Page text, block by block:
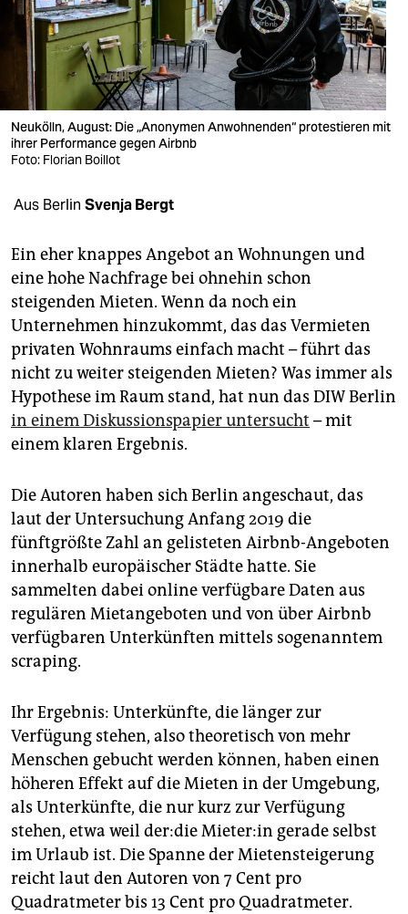
nord
wahrheit
verlag
verlag
shop
fragen & hilfe
unterstützen
abo
genossenschaft
epaper login
Neukölln, August: Die „Anonymen Anwohnenden“ protestieren mit
ihrer Performance gegen Airbnb
Foto: Florian Boillot
Aus Berlin Svenja Bergt
Ein eher knappes Angebot an Wohnungen und
eine hohe Nachfrage bei ohnehin schon
steigenden Mieten. Wenn da noch ein
Unternehmen hinzukommt, das das Vermieten
privaten Wohnraums einfach macht – führt das
nicht zu weiter steigenden Mieten? Was immer als
Hypothese im Raum stand, hat nun das DIW Berlin
in einem Diskussionspapier untersucht – mit
einem klaren Ergebnis.
Die Autoren haben sich Berlin angeschaut, das
laut der Untersuchung Anfang 2019 die
fünftgrößte Zahl an gelisteten Airbnb-Angeboten
innerhalb europäischer Städte hatte. Sie
sammelten dabei online verfügbare Daten aus
regulären Mietangeboten und von über Airbnb
verfügbaren Unterkünften mittels sogenanntem
scraping.
Ihr Ergebnis: Unterkünfte, die länger zur
Verfügung stehen, also theoretisch von mehr
Menschen gebucht werden können, haben einen
höheren Effekt auf die Mieten in der Umgebung,
als Unterkünfte, die nur kurz zur Verfügung
stehen, etwa weil der:die Mieter:in gerade selbst
im Urlaub ist. Die Spanne der Mietensteigerung
reicht laut den Autoren von 7 Cent pro
Quadratmeter bis 13 Cent pro Quadratmeter.